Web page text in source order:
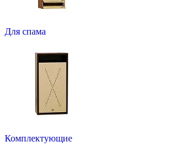
Для спама
Комплектующие